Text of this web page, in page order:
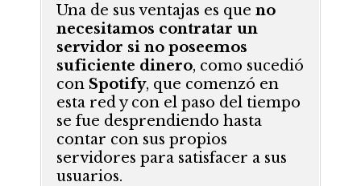
Una de sus ventajas es que no
necesitamos contratar un
servidor si no poseemos
suficiente dinero, como sucedió
con Spotify, que comenzó en
esta red y con el paso del tiempo
se fue desprendiendo hasta
contar con sus propios
servidores para satisfacer a sus
usuarios.